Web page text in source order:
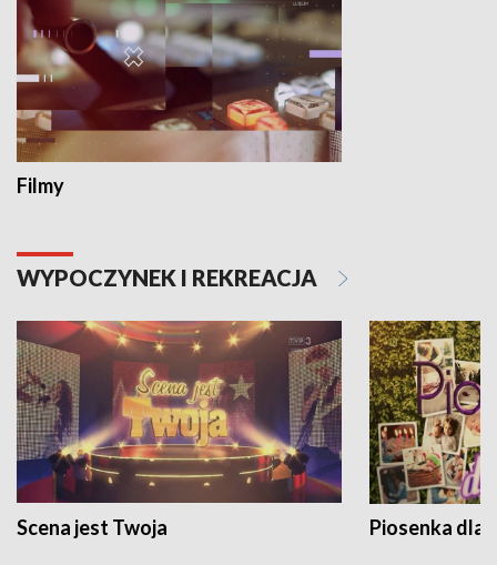
Filmy
WYPOCZYNEK I REKREACJA
Scena jest Twoja Piosenka dla